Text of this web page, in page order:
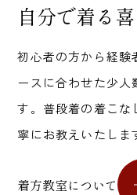
自分で着る喜
初心者の方から経験
ースに合わせた少人
す。普段着の着こな
寧にお教えいたしま
着方教室について